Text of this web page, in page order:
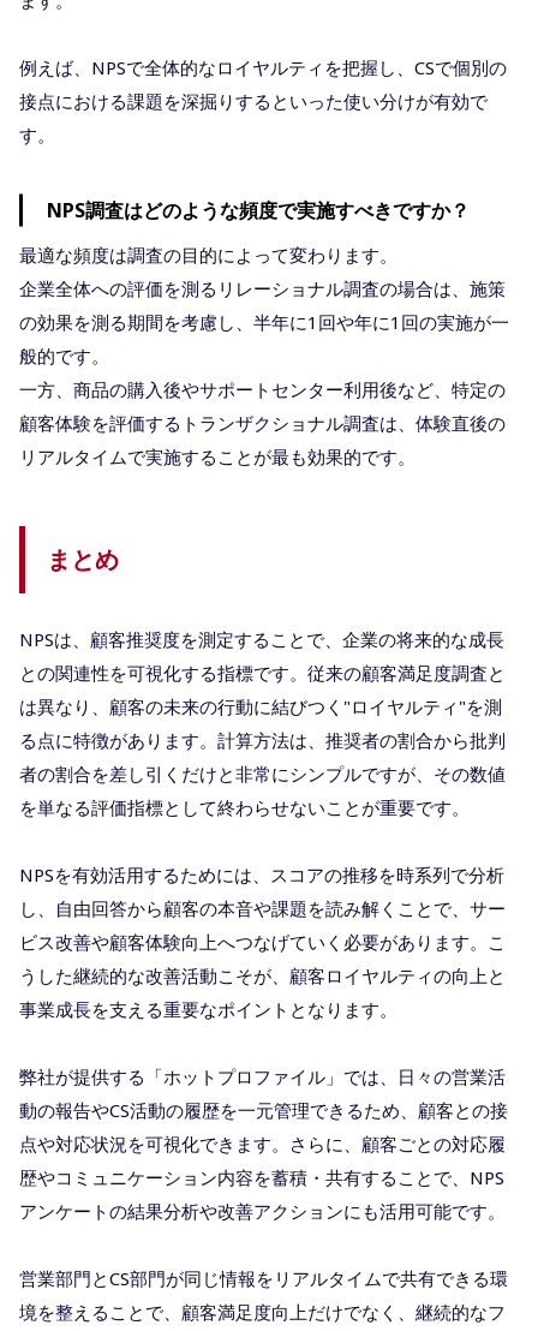
例えば、NPSで全体的なロイヤルティを把握し、CSで個別の
接点における課題を深掘りするといった使い分けが有効で
す。
NPS調査はどのような頻度で実施すべきですか？
最適な頻度は調査の目的によって変わります。
企業全体への評価を測るリレーショナル調査の場合は、施策
の効果を測る期間を考慮し、半年に1回や年に1回の実施が一
般的です。
一方、商品の購入後やサポートセンター利用後など、特定の
顧客体験を評価するトランザクショナル調査は、体験直後の
リアルタイムで実施することが最も効果的です。
まとめ
NPSは、顧客推奨度を測定することで、企業の将来的な成長
との関連性を可視化する指標です。従来の顧客満足度調査と
は異なり、顧客の未来の行動に結びつく"ロイヤルティ"を測
る点に特徴があります。計算方法は、推奨者の割合から批判
者の割合を差し引くだけと非常にシンプルですが、その数値
を単なる評価指標として終わらせないことが重要です。
NPSを有効活用するためには、スコアの推移を時系列で分析
し、自由回答から顧客の本音や課題を読み解くことで、サー
ビス改善や顧客体験向上へつなげていく必要があります。こ
うした継続的な改善活動こそが、顧客ロイヤルティの向上と
事業成長を支える重要なポイントとなります。
弊社が提供する「ホットプロファイル」では、日々の営業活
動の報告やCS活動の履歴を一元管理できるため、顧客との接
点や対応状況を可視化できます。さらに、顧客ごとの対応履
歴やコミュニケーション内容を蓄積・共有することで、NPS
アンケートの結果分析や改善アクションにも活用可能です。
営業部門とCS部門が同じ情報をリアルタイムで共有できる環
境を整えることで、顧客満足度向上だけでなく、継続的なフ